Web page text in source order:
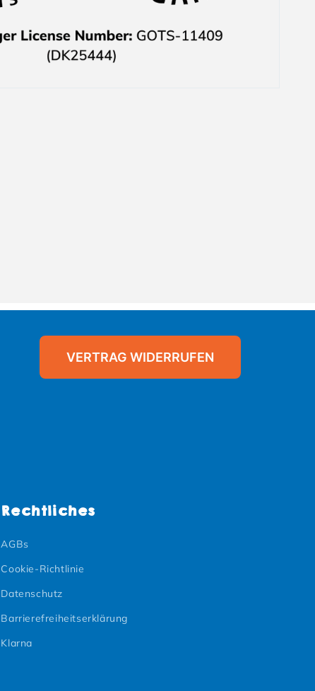
VERTRAG WIDERRUFEN
Rechtliches
AGBs
Cookie-Richtlinie
Datenschutz
Barrierefreiheitserklärung
Klarna